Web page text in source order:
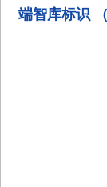
端智库标识 （